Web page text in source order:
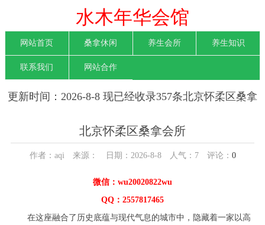
水木年华会馆
网站首页 桑拿休闲 养生会所 养生知识
联系我们 网站合作
更新时间：2026-8-8 现已经收录357条北京怀柔区桑拿
北京怀柔区桑拿会所
作者：aqi 来源： 日期：2026-8-8 人气： 7评论： 0
微信：wu20020822wu
QQ：2557817465
在这座融合了历史底蕴与现代气息的城市中，隐藏着一家以高